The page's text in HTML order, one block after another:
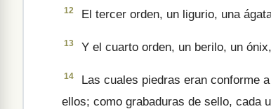
12 El tercer orden, un ligurio, una
13 Y el cuarto orden, un berilo, un
14
Las cuales piedras eran conforme
ellos; como grabaduras de sello, cada